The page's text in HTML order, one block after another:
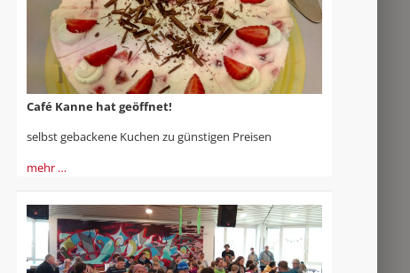
Café Kanne hat geöffnet!
selbst gebackene Kuchen zu günstigen Preisen
mehr …